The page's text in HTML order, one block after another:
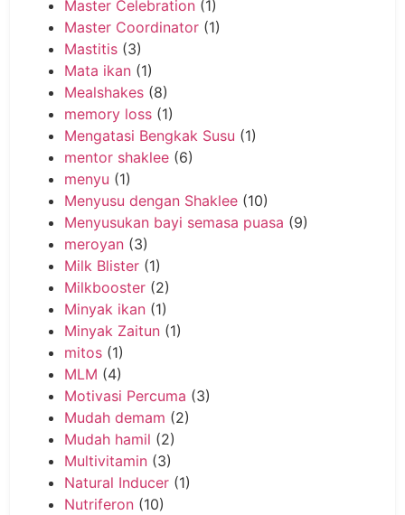
Master Celebration (1)
Master Coordinator (1)
Mastitis (3)
Mata ikan (1)
Mealshakes (8)
memory loss (1)
Mengatasi Bengkak Susu (1)
mentor shaklee (6)
menyu (1)
Menyusu dengan Shaklee (10)
Menyusukan bayi semasa puasa (9)
meroyan (3)
Milk Blister (1)
Milkbooster (2)
Minyak ikan (1)
Minyak Zaitun (1)
mitos (1)
MLM (4)
Motivasi Percuma (3)
Mudah demam (2)
Mudah hamil (2)
Multivitamin (3)
Natural Inducer (1)
Nutriferon (10)